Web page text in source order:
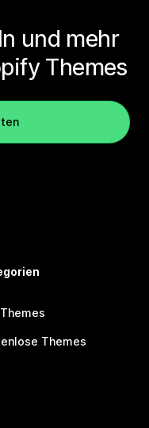
und mehr
Themes
Themes